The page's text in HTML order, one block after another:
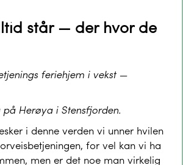
står — der hvor de
feriehjem i vekst —
Herøya i Stensfjorden.
i denne verden vi unner hvilen
for vel kan vi ha
men er det noe man virkelig